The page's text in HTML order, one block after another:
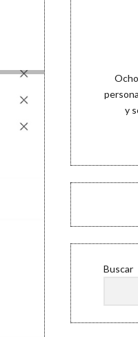
y
Buscar